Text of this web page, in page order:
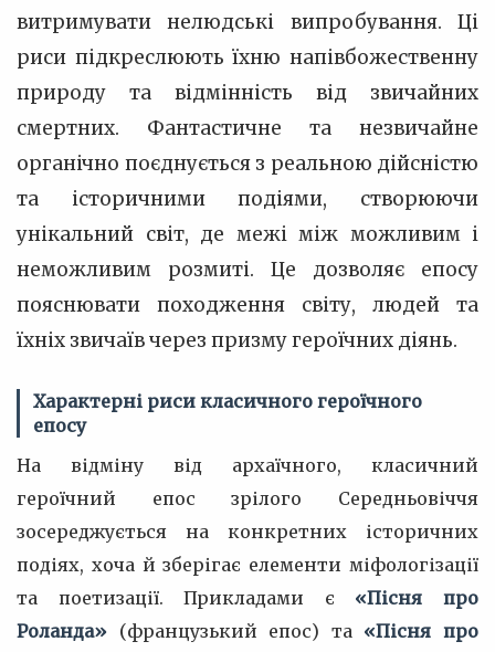
витримувати нелюдські випробування. Ці
риси підкреслюють їхню напівбожественну
природу та відмінність від звичайних
смертних. Фантастичне та незвичайне
органічно поєднується з реальною дійсністю
та історичними подіями, створюючи
унікальний світ, де межі між можливим і
неможливим розмиті. Це дозволяє епосу
пояснювати походження світу, людей та
їхніх звичаїв через призму героїчних діянь.
Характерні риси класичного героїчного
епосу
На відміну від архаїчного, класичний
героїчний епос зрілого Середньовіччя
зосереджується на конкретних історичних
подіях, хоча й зберігає елементи міфологізації
та поетизації. Прикладами є «Пісня про
Роланда» (французький епос) та «Пісня про